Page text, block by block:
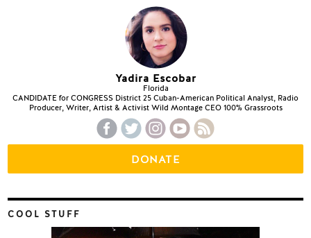
Yadira Escobar
Florida
CANDIDATE for CONGRESS District 25 Cuban-American Political Analyst, Radio
Producer, Writer, Artist & Activist Wild Montage CEO 100% Grassroots
DONATE
COOL STUFF